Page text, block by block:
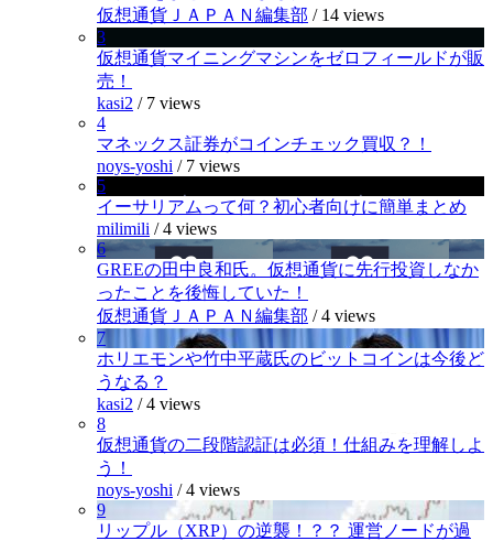
仮想通貨ＪＡＰＡＮ編集部 / 14 views
3
仮想通貨マイニングマシンをゼロフィールドが販
売！
kasi2 / 7 views
4
マネックス証券がコインチェック買収？！
noys-yoshi / 7 views
5
イーサリアムって何？初心者向けに簡単まとめ
milimili /4 views
6
GREEの田中良和氏。仮想通貨に先行投資しなか
ったことを後悔していた！
仮想通貨ＪＡＰＡＮ編集部 /4 views
7
ホリエモンや竹中平蔵氏のビットコインは今後ど
うなる？
kasi2 /4 views
8
仮想通貨の二段階認証は必須！仕組みを理解しよ
う！
noys-yoshi /4 views
9
リップル（XRP）の逆襲！？？ 運営ノードが過